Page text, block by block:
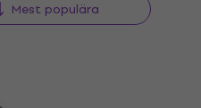
Mest populära